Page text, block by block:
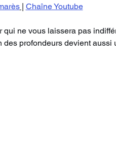
| Chaîne Youtube
ne vous laissera pas
profondeurs devient aussi